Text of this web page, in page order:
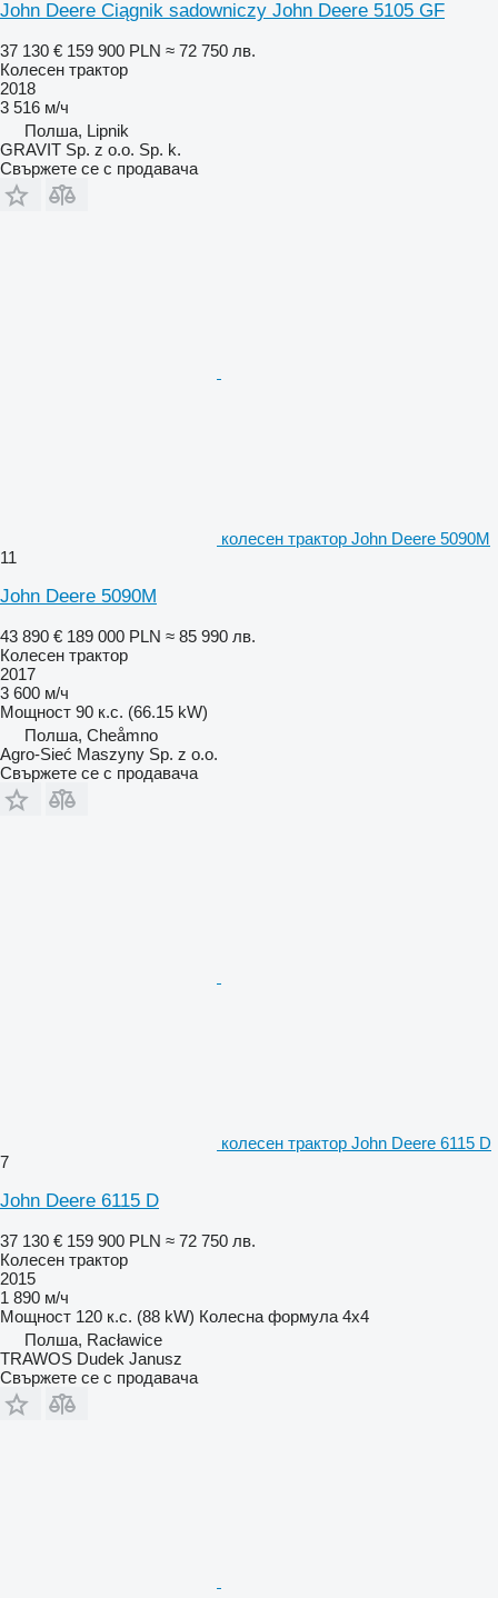
John Deere Ciągnik sadowniczy John Deere 5105 GF
37 130 € 159 900 PLN ≈ 72 750 лв.
Колесен трактор
2018
3 516 м/ч
Полша, Lipnik
GRAVIT Sp. z o.o. Sp. k.
Свържете се с продавача
колесен трактор John Deere 5090M
11
John Deere 5090M
43 890 € 189 000 PLN ≈ 85 990 лв.
Колесен трактор
2017
3 600 м/ч
Мощност 90 к.с. (66.15 kW)
Полша, Cheåmno
Agro-Sieć Maszyny Sp. z o.o.
Свържете се с продавача
колесен трактор John Deere 6115 D
7
John Deere 6115 D
37 130 € 159 900 PLN ≈ 72 750 лв.
Колесен трактор
2015
1 890 м/ч
Мощност 120 к.с. (88 kW) Колесна формула 4x4
Полша, Racławice
TRAWOS Dudek Janusz
Свържете се с продавача